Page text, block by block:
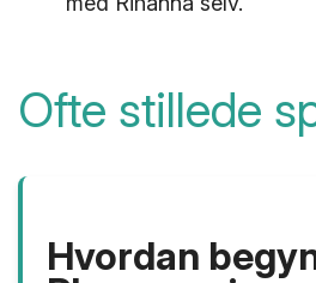
Ofte stillede
Hvordan